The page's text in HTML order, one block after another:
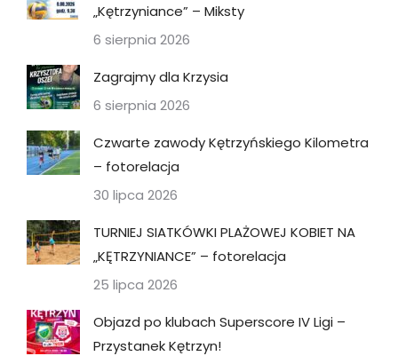
„Kętrzyniance” – Miksty
6 sierpnia 2026
Zagrajmy dla Krzysia
6 sierpnia 2026
Czwarte zawody Kętrzyńskiego Kilometra
– fotorelacja
30 lipca 2026
TURNIEJ SIATKÓWKI PLAŻOWEJ KOBIET NA
„KĘTRZYNIANCE” – fotorelacja
25 lipca 2026
Objazd po klubach Superscore IV Ligi –
Przystanek Kętrzyn!